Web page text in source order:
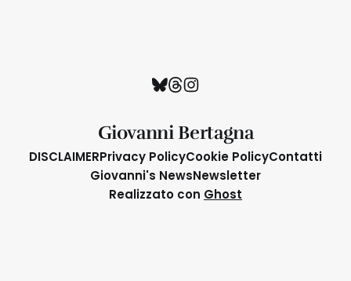
Giovanni Bertagna
DISCLAIMERPrivacy PolicyCookie PolicyContatti
Giovanni's NewsNewsletter
Realizzato con Ghost